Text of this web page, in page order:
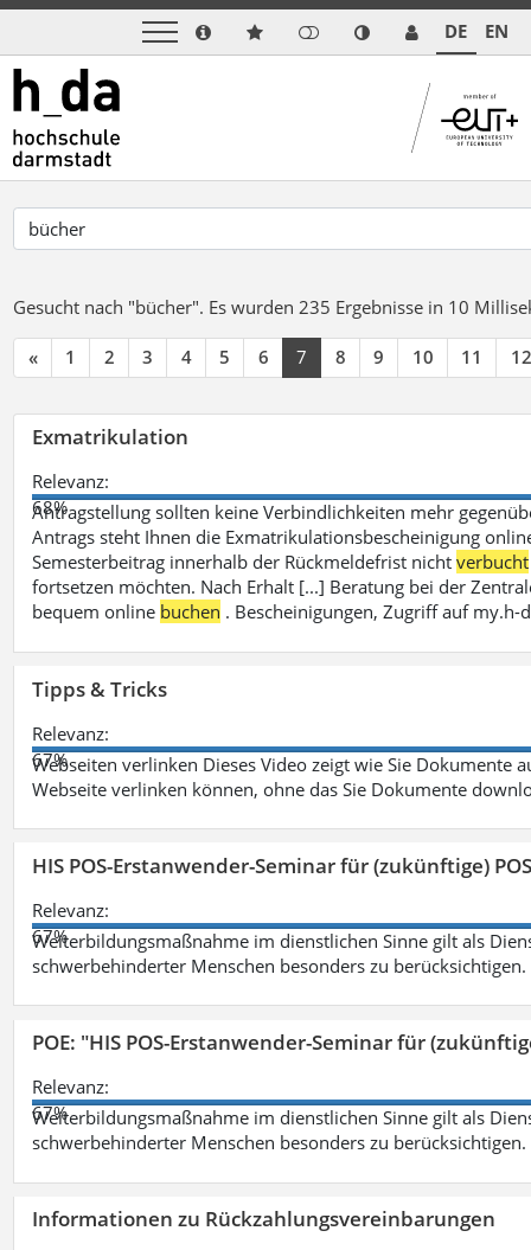
DE EN
Gesucht nach "bücher". Es wurden 235 Ergebnisse in 10
« 1 2 3 4 5 6 7 8 9 10 11 12
Exmatrikulation
Relevanz:
68%
Antragstellung sollten keine Verbindlichkeiten mehr
Antrags steht Ihnen die Exmatrikulationsbescheinigung
Semesterbeitrag innerhalb der Rückmeldefrist nichtverbucht
fortsetzen möchten. Nach Erhalt [...] Beratung bei der
bequem online buchen . Bescheinigungen, Zugriff auf
Tipps & Tricks
Relevanz:
67%
Webseiten verlinken Dieses Video zeigt wie Sie Dokumente
Webseite verlinken können, ohne das Sie Dokumente
HIS POS-Erstanwender-Seminar für (zukünftige)
Relevanz:
67%
Weiterbildungsmaßnahme im dienstlichen Sinne gilt als
schwerbehinderter Menschen besonders zu berücksichtigen.
POE: "HIS POS-Erstanwender-Seminar für
Relevanz:
67%
Weiterbildungsmaßnahme im dienstlichen Sinne gilt als
schwerbehinderter Menschen besonders zu berücksichtigen.
Informationen zu Rückzahlungsvereinbarungen